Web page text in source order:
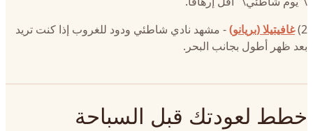
2) غافيتيلا (بريانو)- مشهد نادي شاطئي ودود للغروب إذا كنت تريد
بعد ظهر أطول بجانب البحر.
خطط لعودتك قبل السباحة